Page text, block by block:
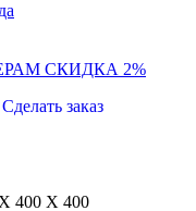
СКИДКА 2%
Сделать заказ
400 Х 400